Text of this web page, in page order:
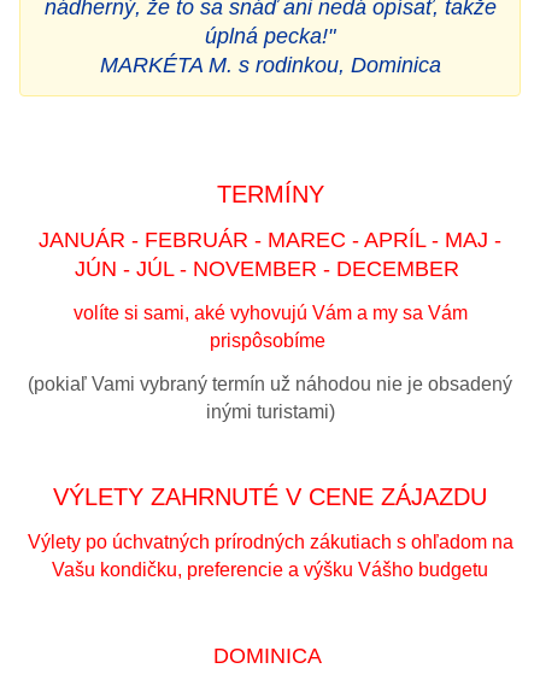
nádherný, že to sa snáď ani nedá opísať, takže
úplná pecka!"
MARKÉTA M. s rodinkou, Dominica
TERMÍNY
JANUÁR - FEBRUÁR - MAREC - APRÍL - MAJ -
JÚN - JÚL - NOVEMBER - DECEMBER
volíte si sami, aké vyhovujú Vám a my sa Vám
prispôsobíme
(pokiaľ Vami vybraný termín už náhodou nie je obsadený
inými turistami)
VÝLETY ZAHRNUTÉ V CENE ZÁJAZDU
Výlety po úchvatných prírodných zákutiach s ohľadom na
Vašu kondičku, preferencie a výšku Vášho budgetu
DOMINICA